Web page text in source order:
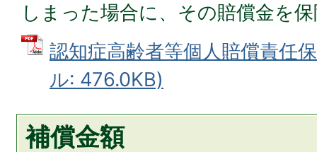
しまった場合に、その賠償金を
認知症高齢者等個人賠償責任
ル: 476.0KB)
補償金額